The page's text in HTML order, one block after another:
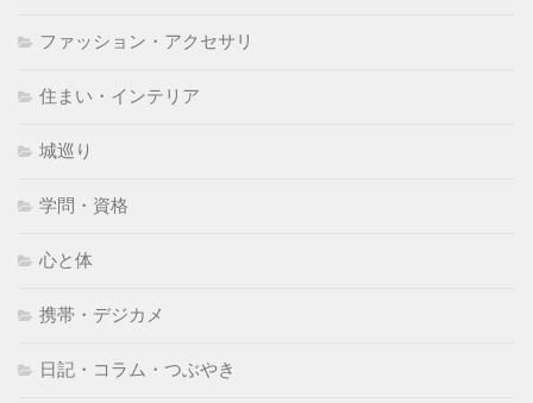
ファッション・アクセサリ
住まい・インテリア
城巡り
学問・資格
心と体
携帯・デジカメ
日記・コラム・つぶやき